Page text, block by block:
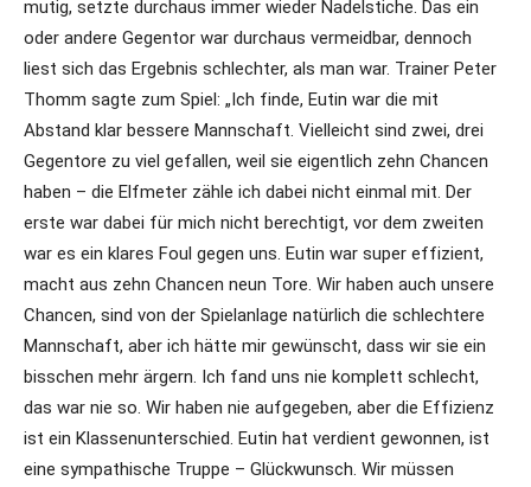
mutig, setzte durchaus immer wieder Nadelstiche. Das ein
oder andere Gegentor war durchaus vermeidbar, dennoch
liest sich das Ergebnis schlechter, als man war. Trainer Peter
Thomm sagte zum Spiel: „Ich finde, Eutin war die mit
Abstand klar bessere Mannschaft. Vielleicht sind zwei, drei
Gegentore zu viel gefallen, weil sie eigentlich zehn Chancen
haben – die Elfmeter zähle ich dabei nicht einmal mit. Der
erste war dabei für mich nicht berechtigt, vor dem zweiten
war es ein klares Foul gegen uns. Eutin war super effizient,
macht aus zehn Chancen neun Tore. Wir haben auch unsere
Chancen, sind von der Spielanlage natürlich die schlechtere
Mannschaft, aber ich hätte mir gewünscht, dass wir sie ein
bisschen mehr ärgern. Ich fand uns nie komplett schlecht,
das war nie so. Wir haben nie aufgegeben, aber die Effizienz
ist ein Klassenunterschied. Eutin hat verdient gewonnen, ist
eine sympathische Truppe – Glückwunsch. Wir müssen